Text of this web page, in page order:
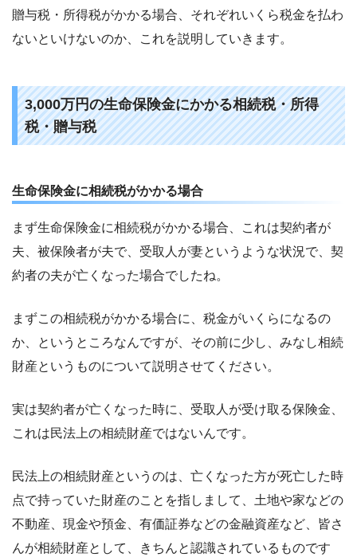
贈与税・所得税がかかる場合、それぞれいくら税金を払わ
ないといけないのか、これを説明していきます。
3,000万円の生命保険金にかかる相続税・所得
税・贈与税
生命保険金に相続税がかかる場合
まず生命保険金に相続税がかかる場合、これは契約者が
夫、被保険者が夫で、受取人が妻というような状況で、契
約者の夫が亡くなった場合でしたね。
まずこの相続税がかかる場合に、税金がいくらになるの
か、というところなんですが、その前に少し、みなし相続
財産というものについて説明させてください。
実は契約者が亡くなった時に、受取人が受け取る保険金、
これは民法上の相続財産ではないんです。
民法上の相続財産というのは、亡くなった方が死亡した時
点で持っていた財産のことを指しまして、土地や家などの
不動産、現金や預金、有価証券などの金融資産など、皆さ
んが相続財産として、きちんと認識されているものです